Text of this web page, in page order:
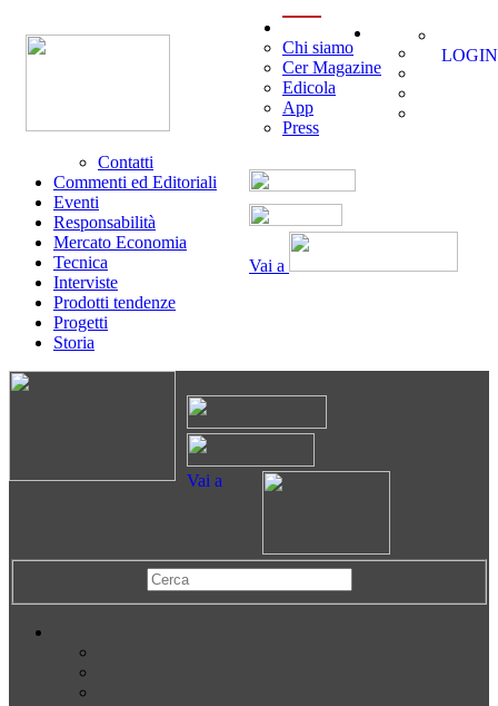
Vai a
Chi siamo
Cer Magazine
Edicola
App
Press
Contatti
Commenti ed Editoriali
Eventi
Responsabilità
Mercato Economia
Tecnica
Interviste
Prodotti tendenze
Progetti
Storia
LOGIN
Vai a